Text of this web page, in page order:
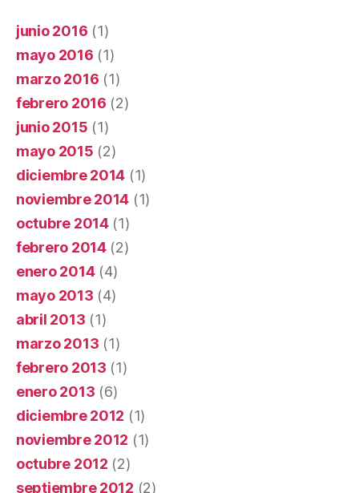
junio 2016 (1)
mayo 2016 (1)
marzo 2016 (1)
febrero 2016 (2)
junio 2015 (1)
mayo 2015 (2)
diciembre 2014 (1)
noviembre 2014 (1)
octubre 2014(1)
febrero 2014(2)
enero 2014(4)
mayo 2013 (4)
abril 2013 (1)
marzo 2013 (1)
febrero 2013 (1)
enero 2013 (6)
diciembre 2012 (1)
noviembre 2012 (1)
octubre 2012 (2)
septiembre 2012 (2)